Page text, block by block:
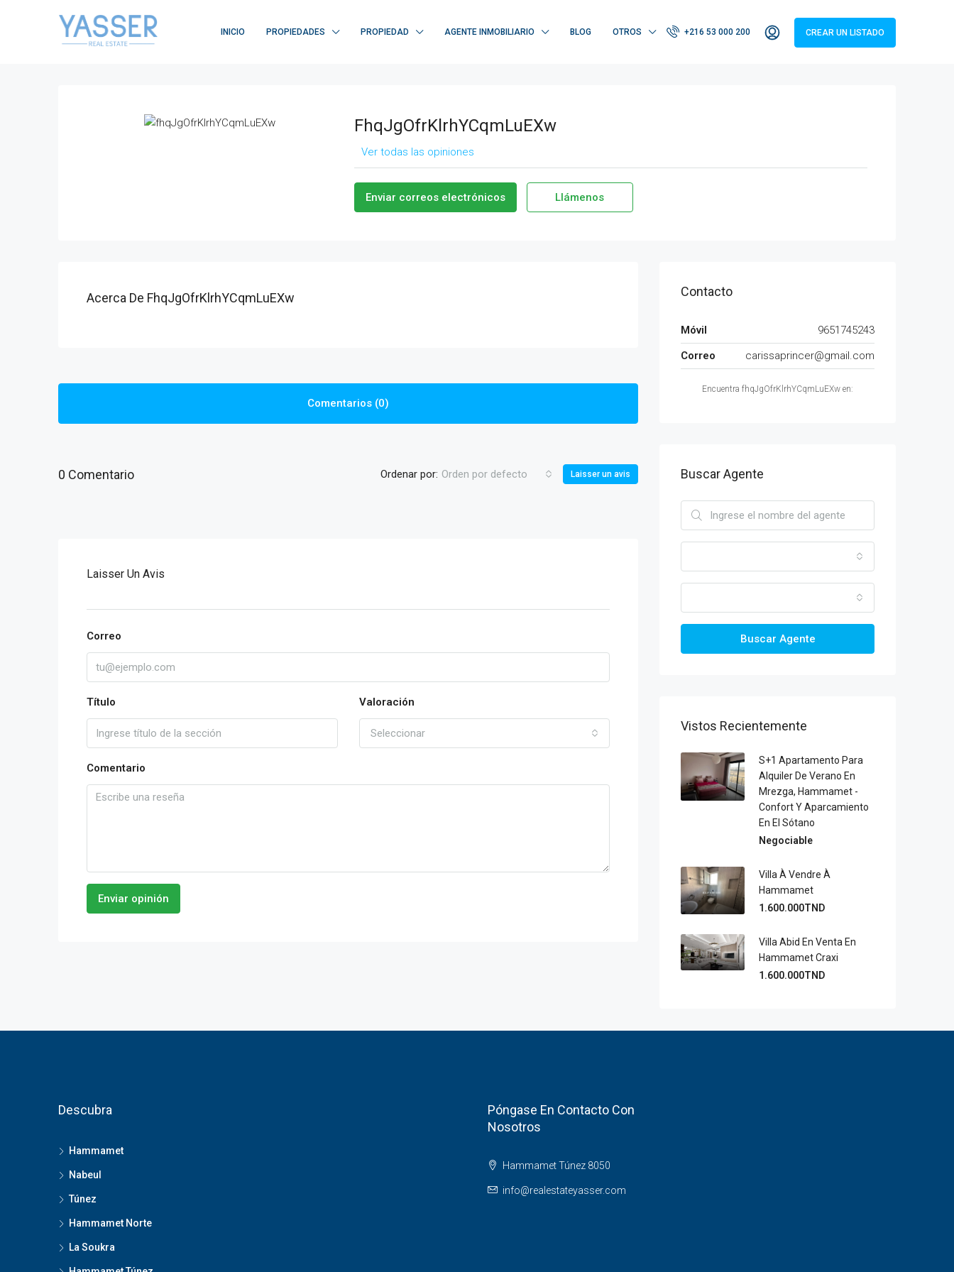
INICIO PROPIEDADES PROPIEDAD AGENTE INMOBILIARIO BLOG OTROS +216 53 000 200 CREAR UN LISTADO
FhqJgOfrKlrhYCqmLuEXw
Ver todas las opiniones
Enviar correos electrónicos Llámenos
Acerca De FhqJgOfrKlrhYCqmLuEXw
Comentarios (0)
0 Comentario Ordenar por: Orden por defecto Laisser un avis
Laisser Un Avis
Correo
Título Valoración
Seleccionar
Comentario
Enviar opinión
Contacto
Móvil
9651745243
Correo
carissaprincer@gmail.com
Encuentra fhqJgOfrKlrhYCqmLuEXw en:
Buscar Agente
Buscar Agente
Vistos Recientemente
S+1 Apartamento Para
Alquiler De Verano En
Mrezga, Hammamet -
Confort Y Aparcamiento
En El Sótano
Negociable
Villa À Vendre À
Hammamet
1.600.000TND
Villa Abid En Venta En
Hammamet Craxi
1.600.000TND
Descubra
Hammamet
Nabeul
Túnez
Hammamet Norte
La Soukra
Póngase En Contacto Con
Nosotros
Hammamet Túnez 8050
info@realestateyasser.com